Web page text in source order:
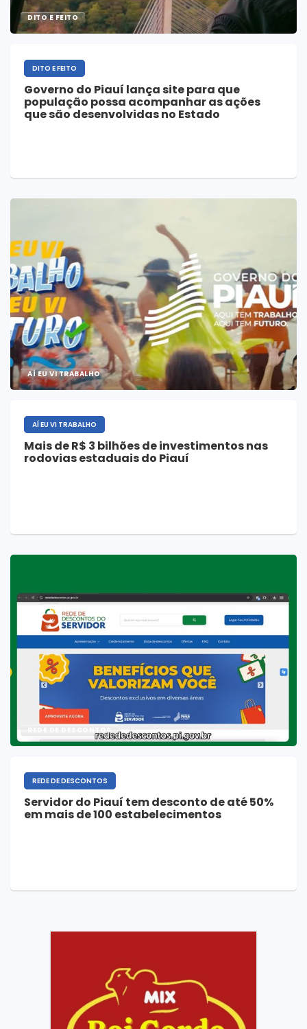
DITO E FEITO
DITO E FEITO
Governo do Piauí lança site para que
população possa acompanhar as ações
que são desenvolvidas no Estado
AÍ EU VI TRABALHO
AÍ EU VI TRABALHO
Mais de R$ 3 bilhões de investimentos nas
rodovias estaduais do Piauí
REDE DE DESCONTOS
REDE DE DESCONTOS
Servidor do Piauí tem desconto de até 50%
em mais de 100 estabelecimentos